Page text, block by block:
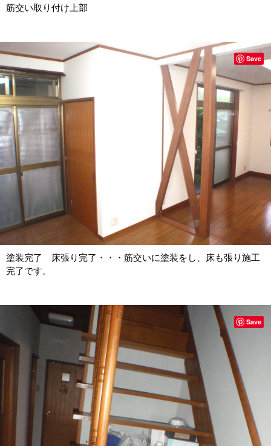
筋交い取り付け上部
塗装完了 床張り完了・・・筋交いに塗装をし、床も張り施工
完了です。
Save
Save